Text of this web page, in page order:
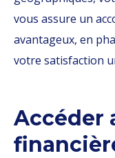
vous assure un
avantageux, en
votre satisfaction
Accéder